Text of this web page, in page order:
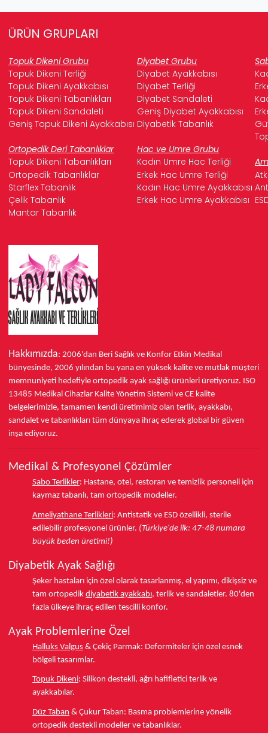
ÜRÜN GRUPLARI
Topuk Dikeni Grubu Diyabet Grubu
Topuk Dikeni Terliği
Diyabet Ayakkabısı
Topuk Dikeni Ayakkabısı
Diyabet Terliği
Topuk Dikeni Tabanlıkları
Diyabet Sandaleti
Topuk Dikeni Sandaleti
Geniş Diyabet Ayakkabısı
Geniş Topuk Dikeni Ayakkabısı Diyabetik Tabanlık
Ortopedik Deri Tabanlıklar
Hac ve Umre Grubu
Topuk Dikeni Tabanlıkları
Kadın Umre Hac Terliği
Ortopedik Tabanlıklar
Erkek Hac Umre Terliği
Starflex Tabanlık
Kadın Hac Umre Ayakkabısı
Çelik Tabanlık
Erkek Hac Umre Ayakkabısı
Mantar Tabanlık
Hakkımızda: 2006'dan Beri Sağlık ve Konfor Etkin Medikal
bünyesinde, 2006 yılından bu yana en yüksek kalite ve mutlak müşteri
memnuniyeti hedefiyle ortopedik ayak sağlığı ürünleri üretiyoruz. ISO
13485 Medikal Cihazlar Kalite Yönetim Sistemi ve CE kalite
belgelerimizle, tamamen kendi üretimimiz olan terlik, ayakkabı,
sandalet ve tabanlıkları tüm dünyaya ihraç ederek global bir güven
inşa ediyoruz.
Medikal & Profesyonel Çözümler
Sabo Terlikler: Hastane, otel, restoran ve temizlik personeli için
kaymaz tabanlı, tam ortopedik modeller.
Ameliyathane Terlikleri: Antistatik ve ESD özellikli, sterile
edilebilir profesyonel ürünler. (Türkiye'de ilk: 47-48 numara
büyük beden üretimi!)
Diyabetik Ayak Sağlığı
Şeker hastaları için özel olarak tasarlanmış, el yapımı, dikişsiz ve
tam ortopedik diyabetik ayakkabı, terlik ve sandaletler. 80'den
fazla ülkeye ihraç edilen tescilli konfor.
Ayak Problemlerine Özel
Halluks Valgus & Çekiç Parmak: Deformiteler için özel esnek
bölgeli tasarımlar.
Topuk Dikeni: Silikon destekli, ağrı hafifletici terlik ve
ayakkabılar.
Düz Taban & Çukur Taban: Basma problemlerine yönelik
ortopedik destekli modeller ve tabanlıklar.